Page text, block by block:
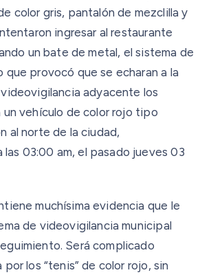
color gris, pantalón de mezclilla y
ingresar al restaurante
un bate de metal, el sistema de
que provocó que se echaran a la
adyacente los
un vehículo de color rojo tipo
al norte de la ciudad,
las 03:00 am, el pasado jueves 03
muchísima evidencia que le
de videovigilancia municipal
Será complicado
los “tenis” de color rojo, sin